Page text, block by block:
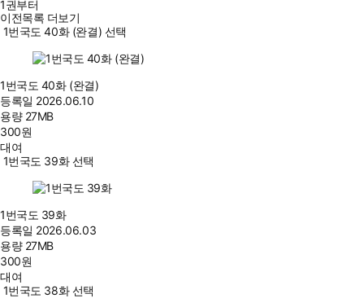
1권부터
이전목록 더보기
1번국도 40화 (완결) 선택
1번국도 40화 (완결)
등록일 2026.06.10
용량 27MB
300원
대여
1번국도 39화 선택
1번국도 39화
등록일 2026.06.03
용량 27MB
300원
대여
1번국도 38화 선택